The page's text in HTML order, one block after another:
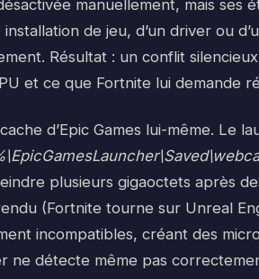
manuellement, mais ses
de jeu, d’un driver ou
Résultat : un conflit
et ce que Fortnite lui demande
d’Epic Games lui-même. Le
plusieurs gigaoctets après
(Fortnite tourne sur Unreal
incompatibles, créant des
ne détecte même pas